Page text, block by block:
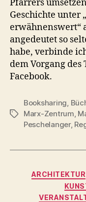
Pfarrers
Geschichte unter
erwähnenswert“
angedeutet so
habe, verbinde
dem Vorgang
Facebook.
Schlagwörter
Booksharing,
Marx-Zentrum,
Peschelanger,
ARCHITEKTUR